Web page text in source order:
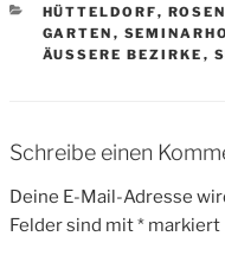
CATEGORIES
HÜTTELDORF,
GARTEN ,
ÄUSSERE BEZIRKE
,
Schreibe einen
Deine E-Mail-Adresse
Felder sind mit* markiert